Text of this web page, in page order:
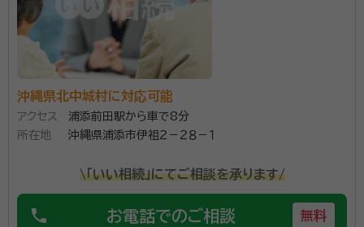
沖縄県北中城村に対応可能
アクセス
浦添前田駅から車で8分
所在地
沖縄県浦添市伊祖２－２８－１
\「いい相続」にてご相談を承ります/
phone お電話でのご相談 無料